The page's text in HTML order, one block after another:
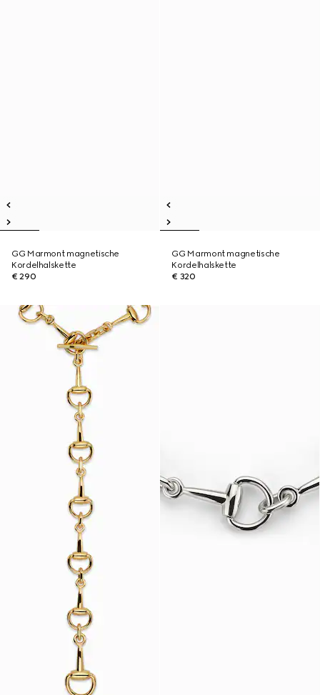
GG Marmont magnetische
Kordelhalskette
€ 290
GG Marmont magnetische
Kordelhalskette
€ 320